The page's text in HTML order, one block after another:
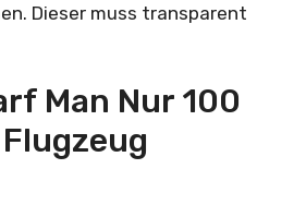
Dieser muss transparent
Man Nur 100